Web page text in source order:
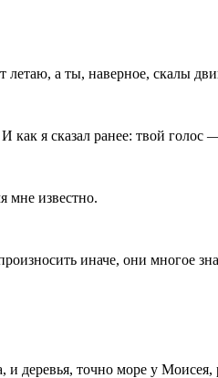
а ты, наверное, скалы
как я сказал ранее: твой голос
мне известно.
иначе, они многое
деревья, точно море у